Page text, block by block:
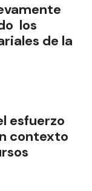
los
de la
esfuerzo
contexto